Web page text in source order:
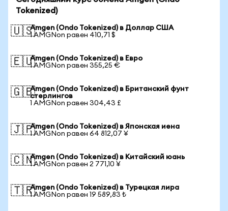
Tokenized)
🇺🇸Amgen (Ondo Tokenized) в Доллар США
1 AMGNon равен 410,71 $
🇪🇺Amgen (Ondo Tokenized) в Евро
1 AMGNon равен 355,25 €
🇬🇧Amgen (Ondo Tokenized) в Британский фунт
стерлингов
1 AMGNon равен 304,43 £
🇯🇵Amgen (Ondo Tokenized) в Японская иена
1 AMGNon равен 64 812,07 ¥
🇨🇳Amgen (Ondo Tokenized) в Китайский юань
1 AMGNon равен 2 771,10 ¥
🇹🇷Amgen (Ondo Tokenized) в Турецкая лира
1 AMGNon равен 19 589,83 ₺